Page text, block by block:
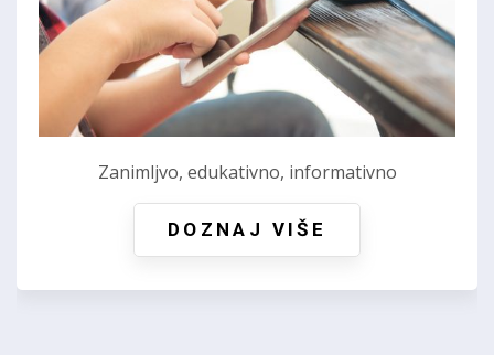
Zanimljvo, edukativno, informativno
DOZNAJ VIŠE